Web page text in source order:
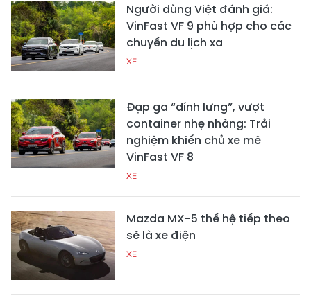
Người dùng Việt đánh giá:
VinFast VF 9 phù hợp cho các
chuyến du lịch xa
XE
Đạp ga “dính lưng”, vượt
container nhẹ nhàng: Trải
nghiệm khiến chủ xe mê
VinFast VF 8
XE
Mazda MX-5 thế hệ tiếp theo
sẽ là xe điện
XE